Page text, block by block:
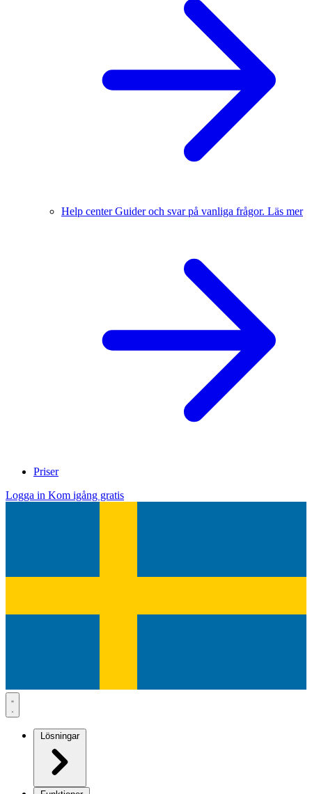
Help centerGuider och svar på vanliga frågor. Läs mer
Priser
Logga in Kom igång gratis
Lösningar